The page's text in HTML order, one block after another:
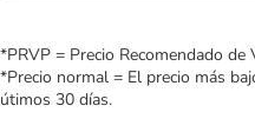
*PRVP = Precio Recomendado
*Precio normal = El precio más
útimos 30 días.